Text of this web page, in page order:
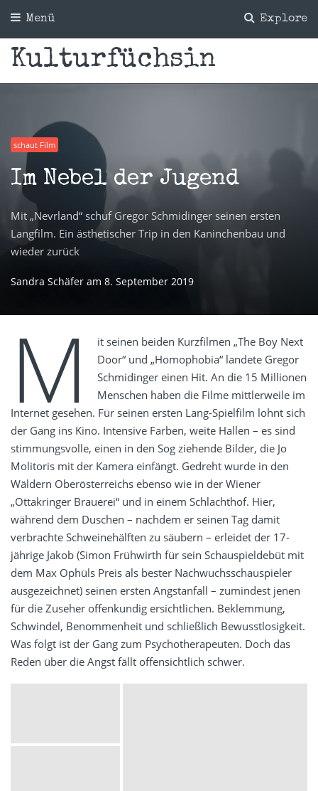
Explore
Menü
Kulturfüchsin
schaut Film
Im Nebel der Jugend
Mit „Nevrland“ schuf Gregor Schmidinger seinen ersten
Langfilm. Ein ästhetischer Trip in den Kaninchenbau und
wieder zurück
Sandra Schäfer am 8. September 2019
M
it seinen beiden Kurzfilmen „The Boy Next
Door“ und „Homophobia“ landete Gregor
Schmidinger einen Hit. An die 15 Millionen
Menschen haben die Filme mittlerweile im
Internet gesehen. Für seinen ersten Lang-Spielfilm lohnt sich
der Gang ins Kino. Intensive Farben, weite Hallen – es sind
stimmungsvolle, einen in den Sog ziehende Bilder, die Jo
Molitoris mit der Kamera einfängt. Gedreht wurde in den
Wäldern Oberösterreichs ebenso wie in der Wiener
„Ottakringer Brauerei“ und in einem Schlachthof. Hier,
während dem Duschen – nachdem er seinen Tag damit
verbrachte Schweinehälften zu säubern – erleidet der 17-
jährige Jakob (Simon Frühwirth für sein Schauspieldebüt mit
dem Max Ophüls Preis als bester Nachwuchsschauspieler
ausgezeichnet) seinen ersten Angstanfall – zumindest jenen
für die Zuseher offenkundig ersichtlichen. Beklemmung,
Schwindel, Benommenheit und schließlich Bewusstlosigkeit.
Was folgt ist der Gang zum Psychotherapeuten. Doch das
Reden über die Angst fällt offensichtlich schwer.